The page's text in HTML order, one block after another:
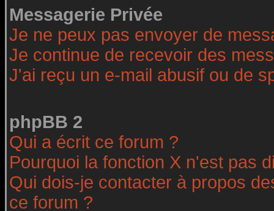
Messagerie Privée
Je ne peux pas envoyer de
Je continue de recevoir des
J'ai reçu un e-mail abusif ou de
phpBB 2
Qui a écrit ce forum ?
Pourquoi la fonction X n'est pas
Qui dois-je contacter à propos
ce forum ?